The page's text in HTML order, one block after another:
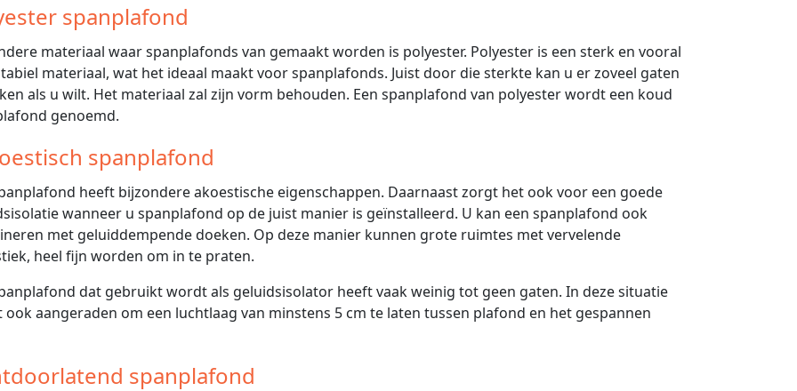
spanplafond
materiaal waar spanplafonds van gemaakt worden is polyester. Polyester is een sterk en vooral
materiaal, wat het ideaal maakt voor spanplafonds. Juist door die sterkte kan u er zoveel gaten
als u wilt. Het materiaal zal zijn vorm behouden. Een spanplafond van polyester wordt een koud
genoemd.
spanplafond
heeft bijzondere akoestische eigenschappen. Daarnaast zorgt het ook voor een goede
wanneer u spanplafond op de juist manier is geïnstalleerd. U kan een spanplafond ook
met geluiddempende doeken. Op deze manier kunnen grote ruimtes met vervelende
heel fijn worden om in te praten.
dat gebruikt wordt als geluidsisolator heeft vaak weinig tot geen gaten. In deze situatie
aangeraden om een luchtlaag van minstens 5 cm te laten tussen plafond en het gespannen
spanplafond